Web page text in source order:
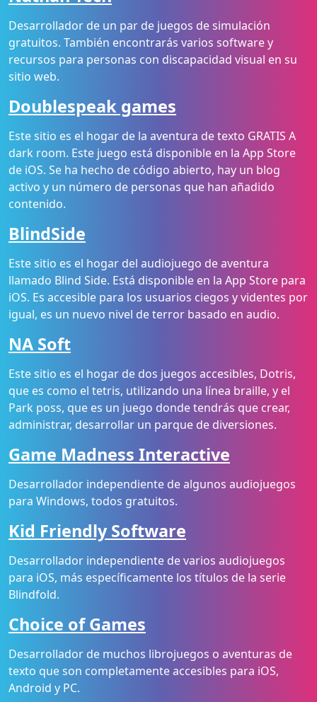
Desarrollador de un par de juegos de simulación
gratuitos. También encontrarás varios software y
recursos para personas con discapacidad visual en su
sitio web.
Doublespeak games
Este sitio es el hogar de la aventura de texto GRATIS A
dark room. Este juego está disponible en la App Store
de iOS. Se ha hecho de código abierto, hay un blog
activo y un número de personas que han añadido
contenido.
BlindSide
Este sitio es el hogar del audiojuego de aventura
llamado Blind Side. Está disponible en la App Store para
iOS. Es accesible para los usuarios ciegos y videntes por
igual, es un nuevo nivel de terror basado en audio.
NA Soft
Este sitio es el hogar de dos juegos accesibles, Dotris,
que es como el tetris, utilizando una línea braille, y el
Park poss, que es un juego donde tendrás que crear,
administrar, desarrollar un parque de diversiones.
Game Madness Interactive
Desarrollador independiente de algunos audiojuegos
para Windows, todos gratuitos.
Kid Friendly Software
Desarrollador independiente de varios audiojuegos
para iOS, más específicamente los títulos de la serie
Blindfold.
Choice of Games
Desarrollador de muchos librojuegos o aventuras de
texto que son completamente accesibles para iOS,
Android y PC.